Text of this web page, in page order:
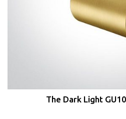
The Dark Light